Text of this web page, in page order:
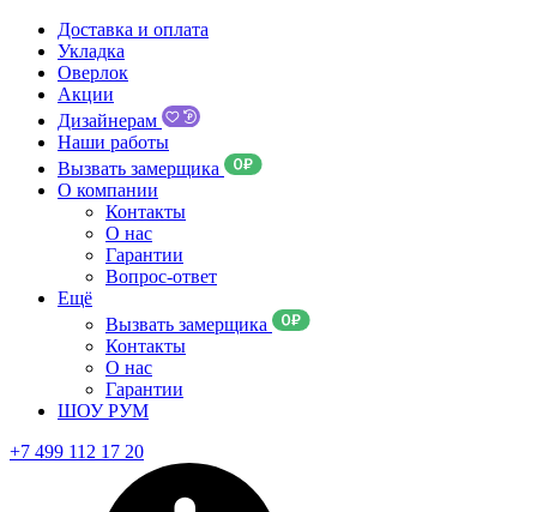
Доставка и оплата
Укладка
Оверлок
Акции
Дизайнерам
Наши работы
Вызвать замерщика
О компании
Контакты
О нас
Гарантии
Вопрос-ответ
Ещё
Вызвать замерщика
Контакты
О нас
Гарантии
ШОУ РУМ
+7 499 112 17 20